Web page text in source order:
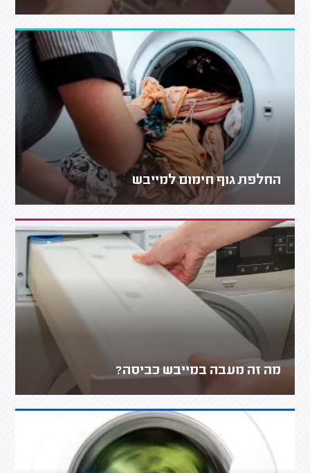
החלפת גוף חימום למייבש
מה זה מעבה במייבש כביסה?